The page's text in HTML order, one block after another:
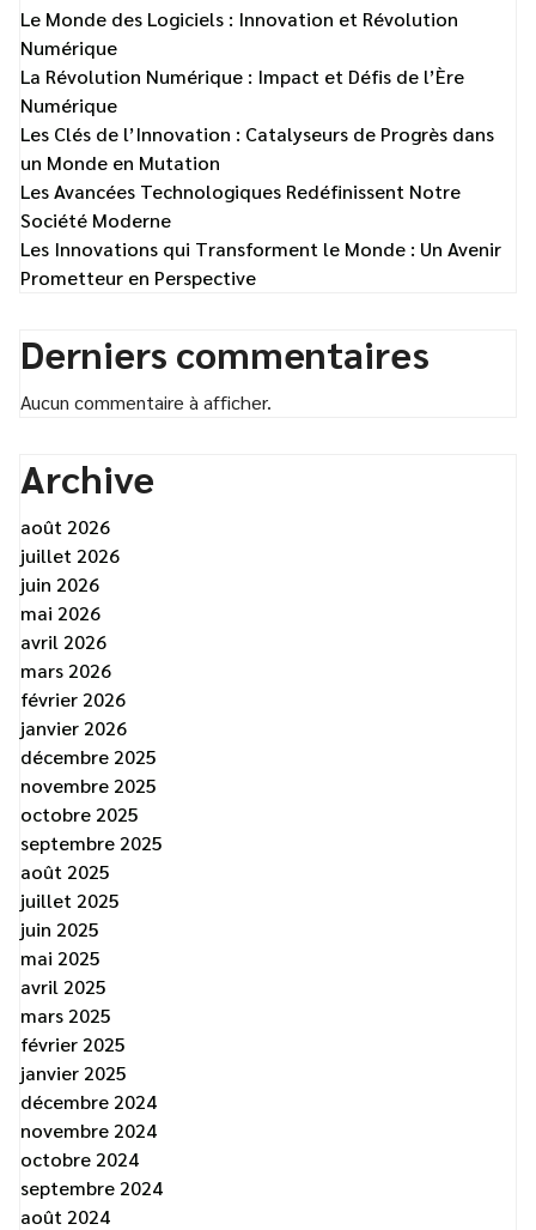
Le Monde des Logiciels : Innovation et Révolution
Numérique
La Révolution Numérique : Impact et Défis de l’Ère
Numérique
Les Clés de l’Innovation : Catalyseurs de Progrès dans
un Monde en Mutation
Les Avancées Technologiques Redéfinissent Notre
Société Moderne
Les Innovations qui Transforment le Monde : Un Avenir
Prometteur en Perspective
Derniers commentaires
Aucun commentaire à afficher.
Archive
août 2026
juillet 2026
juin 2026
mai 2026
avril 2026
mars 2026
février 2026
janvier 2026
décembre 2025
novembre 2025
octobre 2025
septembre 2025
août 2025
juillet 2025
juin 2025
mai 2025
avril 2025
mars 2025
février 2025
janvier 2025
décembre 2024
novembre 2024
octobre 2024
septembre 2024
août 2024